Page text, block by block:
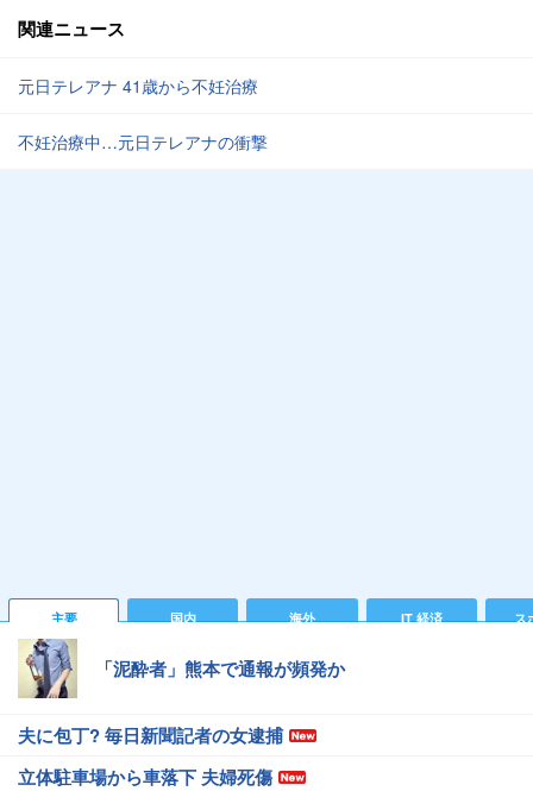
関連ニュース
元日テレアナ 41歳から不妊治療
不妊治療中…元日テレアナの衝撃
主要 国内 海外 IT 経済 ス
「泥酔者」熊本で通報が頻発か
夫に包丁? 毎日新聞記者の女逮捕
立体駐車場から車落下 夫婦死傷